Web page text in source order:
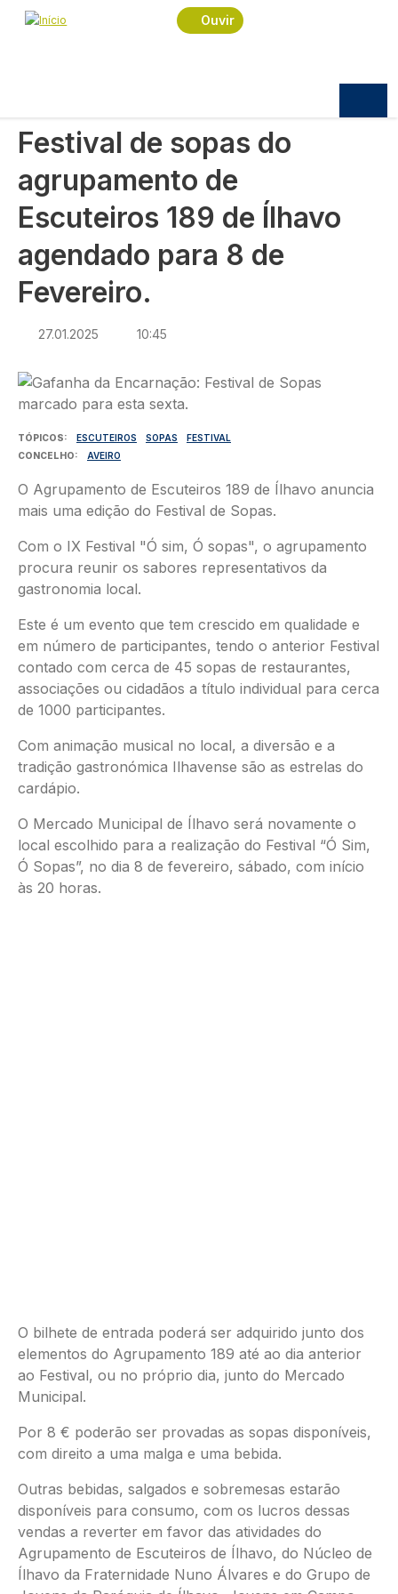
Passar para o conteúdo principal
Ouvir
Navegação estrutural
Início
Festival de sopas do agrupamento de Escuteiros
Festival de sopas do
agrupamento de
Escuteiros 189 de Ílhavo
agendado para 8 de
Fevereiro.
27.01.2025 10:45
Imagem
TÓPICOS ESCUTEIROS SOPAS
FESTIVAL
CONCELHO
AVEIRO
O Agrupamento de Escuteiros 189 de Ílhavo anuncia
mais uma edição do Festival de Sopas.
Com o IX Festival "Ó sim, Ó sopas", o agrupamento
procura reunir os sabores representativos da
gastronomia local.
Este é um evento que tem crescido em qualidade e
em número de participantes, tendo o anterior Festival
contado com cerca de 45 sopas de restaurantes,
associações ou cidadãos a título individual para cerca
de 1000 participantes.
Com animação musical no local, a diversão e a
tradição gastronómica Ilhavense são as estrelas do
cardápio.
O Mercado Municipal de Ílhavo será novamente o
local escolhido para a realização do Festival “Ó Sim,
Ó Sopas”, no dia 8 de fevereiro, sábado, com início
às 20 horas.
O bilhete de entrada poderá ser adquirido junto dos
elementos do Agrupamento 189 até ao dia anterior
ao Festival, ou no próprio dia, junto do Mercado
Municipal.
Por 8 € poderão ser provadas as sopas disponíveis,
com direito a uma malga e uma bebida.
Outras bebidas, salgados e sobremesas estarão
disponíveis para consumo, com os lucros dessas
vendas a reverter em favor das atividades do
Agrupamento de Escuteiros de Ílhavo, do Núcleo de
Ílhavo da Fraternidade Nuno Álvares e do Grupo de